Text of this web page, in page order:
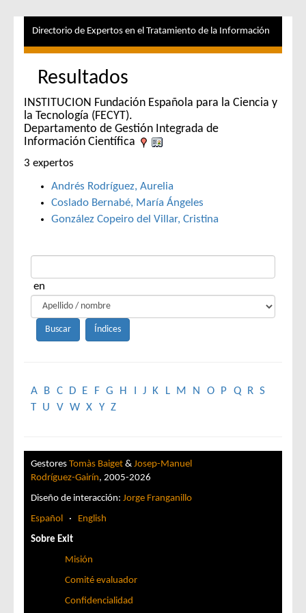
Directorio de Expertos en el Tratamiento de la Información
Resultados
INSTITUCION Fundación Española para la Ciencia y
la Tecnología (FECYT).
Departamento de Gestión Integrada de
Información Científica
3 expertos
Andrés Rodríguez, Aurelia
Coslado Bernabé, María Ángeles
González Copeiro del Villar, Cristina
en
A B C D E F G H J K L M N O P Q R S
T U V W X Y Z
Gestores Tomàs Baiget & Josep-Manuel
Rodríguez-Gairín, 2005-2026
Diseño de interacción: Jorge Franganillo
Español · English
Sobre Exit
Misión
Comité evaluador
Confidencialidad